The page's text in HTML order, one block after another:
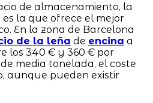
de almacenamiento, la
la que ofrece el mejor
En la zona de Barcelona
de la leña de encina a
los 340 € y 360 € por
media tonelada, el coste
aunque pueden existir